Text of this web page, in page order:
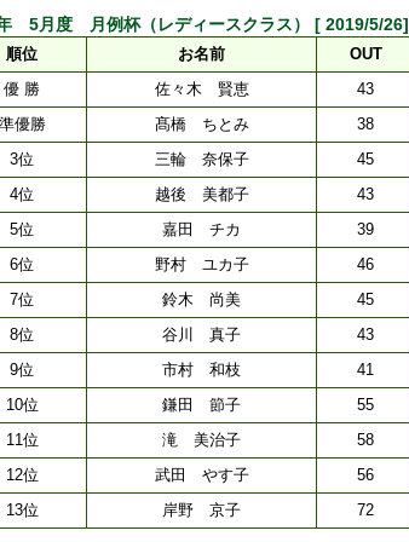
5月度 月例杯（レディースクラス） [ 2019/5/26]
順位 お名前 OUT
優 勝
佐々木 賢恵 43
優勝
髙橋 ちとみ 38
3位
三輪 奈保子 45
4位
越後 美都子 43
5位
嘉田 チカ 39
6位
野村 ユカ子 46
7位
鈴木 尚美 45
8位
谷川 真子 43
9位
市村 和枝 41
10位
鎌田 節子 55
11位
滝 美治子 58
12位
武田 やす子 56
13位
岸野 京子 72